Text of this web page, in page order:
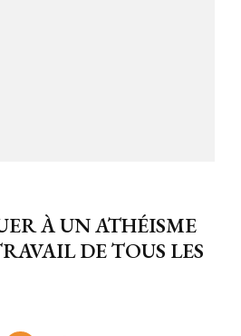
À UN ATHÉISME
DE TOUS LES